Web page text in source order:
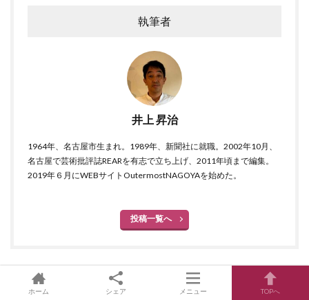
執筆者
井上 昇治
1964年、名古屋市生まれ。1989年、新聞社に就職。2002年10月、
名古屋で芸術批評誌REARを有志で立ち上げ、2011年頃まで編集。
2019年６月にWEBサイトOutermostNAGOYAを始めた。
投稿一覧へ
ホーム シェア メニュー TOPへ